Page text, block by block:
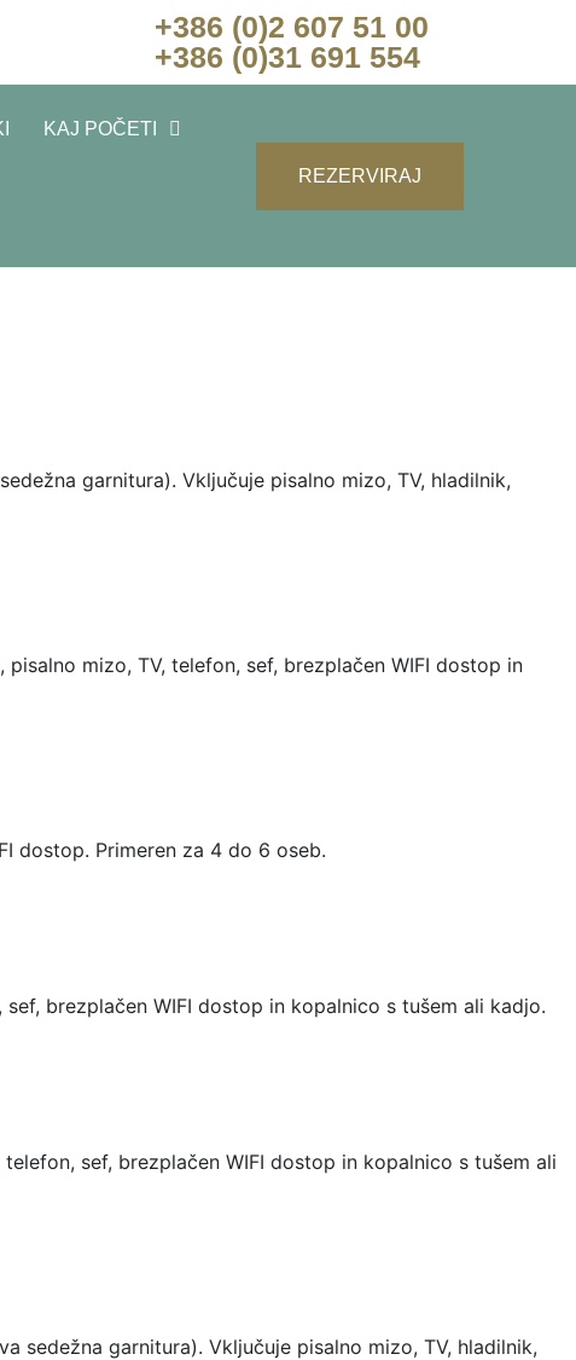
+386 (0)2 607 51 00
+386 (0)31 691 554
KAJ POČETI
REZERVIRAJ
garnitura). Vključuje pisalno mizo, TV, hladilnik,
mizo, TV, telefon, sef, brezplačen WIFI dostop in
dostop. Primeren za 4 do 6 oseb.
brezplačen WIFI dostop in kopalnico s tušem ali kadjo.
sef, brezplačen WIFI dostop in kopalnico s tušem ali
sedežna garnitura). Vključuje pisalno mizo, TV, hladilnik,